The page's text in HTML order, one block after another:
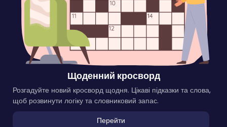
Щоденний кросворд
Розгадуйте новий кросворд щодня. Цікаві підказки та слова,
щоб розвинути логіку та словниковий запас.
Перейти